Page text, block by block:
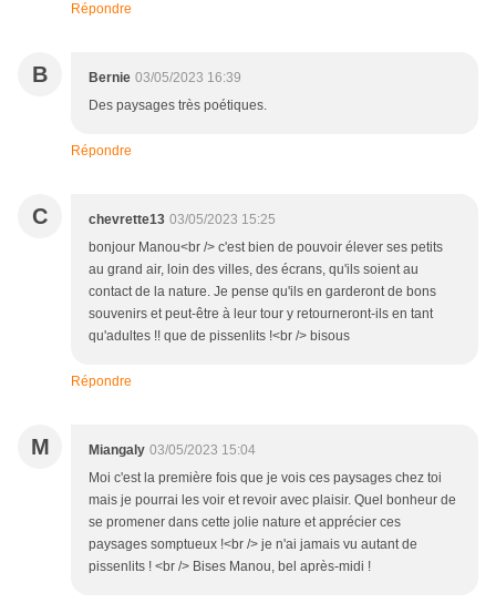
Répondre
B Bernie 03/05/2023 16:39
Des paysages très poétiques.
Répondre
C chevrette13 03/05/2023 15:25
bonjour Manou<br /> c'est bien de pouvoir élever ses petits
au grand air, loin des villes, des écrans, qu'ils soient au
contact de la nature. Je pense qu'ils en garderont de bons
souvenirs et peut-être à leur tour y retourneront-ils en tant
qu'adultes !! que de pissenlits !<br /> bisous
Répondre
M Miangaly 03/05/2023 15:04
Moi c'est la première fois que je vois ces paysages chez toi
mais je pourrai les voir et revoir avec plaisir. Quel bonheur de
se promener dans cette jolie nature et apprécier ces
paysages somptueux !<br /> je n'ai jamais vu autant de
pissenlits ! <br /> Bises Manou, bel après-midi !